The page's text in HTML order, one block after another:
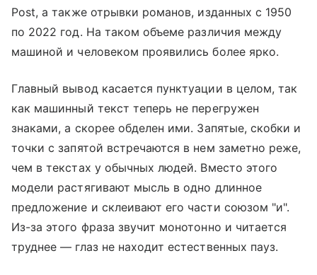
Post, а также отрывки романов, изданных с 1950
по 2022 год. На таком объеме различия между
машиной и человеком проявились более ярко.
Главный вывод касается пунктуации в целом, так
как машинный текст теперь не перегружен
знаками, а скорее обделен ими. Запятые, скобки и
точки с запятой встречаются в нем заметно реже,
чем в текстах у обычных людей. Вместо этого
модели растягивают мысль в одно длинное
предложение и склеивают его части союзом "и".
Из-за этого фраза звучит монотонно и читается
труднее — глаз не находит естественных пауз.